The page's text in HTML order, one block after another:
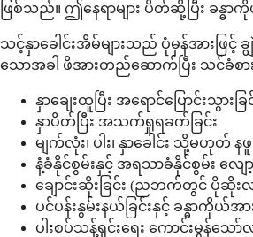
ဖြစ်သည်။ ဤနေရာများ ပိတ်ဆို့ပြီး ခန္ဓ
သင့်နှာခေါင်းအိမ်များသည် ပုံမှန်အားဖြ
သောအခါ ဖိအားတည်ဆောက်ပြီး သင်ခံစာ
နှာချေးထူပြီး အရောင်ပြောင်းသွာ
နှာပိတ်ပြီး အသက်ရှုရခက်ခြင်း
မျက်လုံး၊ ပါး၊ နှာခေါင်း သို့မဟုတ် န
နံ့ခံနိုင်စွမ်းနှင့် အရသာခံနိုင်စွမ်း လျော့
ချောင်းဆိုးခြင်း (ညဘက်တွင် ပိုဆို
ပင်ပန်းနွမ်းနယ်ခြင်းနှင့် ခန္ဓာကိုယ်အာ
ပါးစပ်သန့်ရှင်းရေး ကောင်းမွန်သော်